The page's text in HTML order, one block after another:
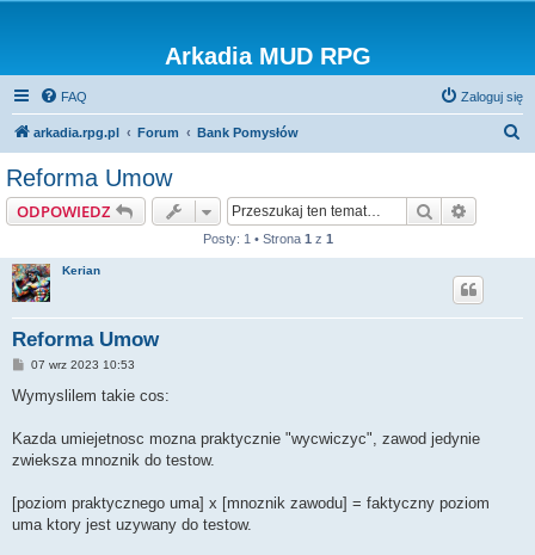
Arkadia MUD RPG
FAQ Zaloguj się
arkadia.rpg.pl Forum Bank Pomysłów
Reforma Umow
ODPOWIEDZ Szukaj
Posty: 1 • Strona 1 z 1
Kerian
Reforma Umow
P
s
t
07 wrz 2023 10:53
Wymyslilem takie cos:
Kazda umiejetnosc mozna praktycznie "wycwiczyc", zawod jedynie
zwieksza mnoznik do testow.
[poziom praktycznego uma] x [mnoznik zawodu] = faktyczny poziom
uma ktory jest uzywany do testow.